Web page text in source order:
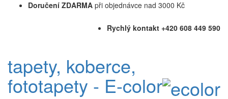
Doručení ZDARMA při objednávce nad 3000 Kč
Rychlý kontakt +420 608 449 590
tapety, koberce,
fototapety - E-color